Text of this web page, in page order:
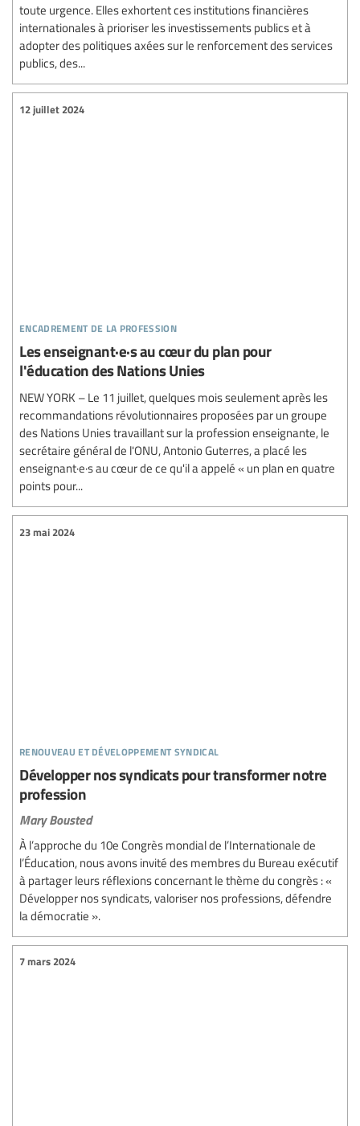
toute urgence. Elles exhortent ces institutions financières
internationales à prioriser les investissements publics et à
adopter des politiques axées sur le renforcement des services
publics, des...
encadrement de la profession
12 juillet 2024
Les enseignant·e·s au cœur du plan pour
l'éducation des Nations Unies
NEW YORK – Le 11 juillet, quelques mois seulement après les
recommandations révolutionnaires proposées par un groupe
des Nations Unies travaillant sur la profession enseignante, le
secrétaire général de l'ONU, Antonio Guterres, a placé les
enseignant·e·s au cœur de ce qu'il a appelé « un plan en quatre
points pour...
renouveau et développement syndical
23 mai 2024
Développer nos syndicats pour transformer notre
profession
Mary Bousted
À l’approche du 10e Congrès mondial de l’Internationale de
l’Éducation, nous avons invité des membres du Bureau exécutif
à partager leurs réflexions concernant le thème du congrès : «
Développer nos syndicats, valoriser nos professions, défendre
la démocratie ».
7 mars 2024